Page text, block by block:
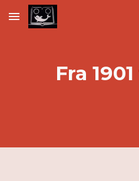
Skip to main content
Fra